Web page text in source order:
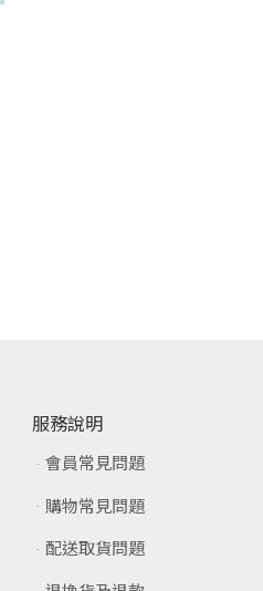
服務說明
會員常見問題
購物常見問題
配送取貨問題